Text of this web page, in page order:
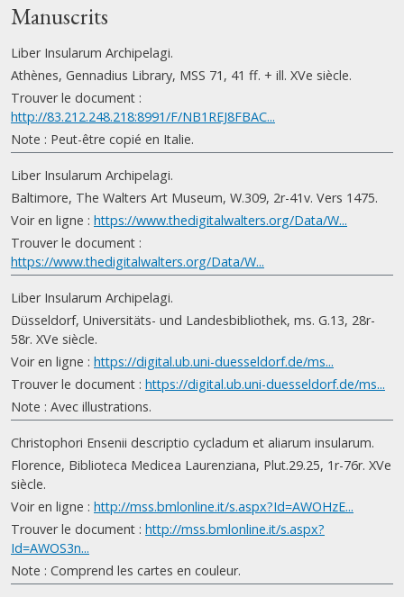
Manuscrits
Liber Insularum Archipelagi.
Athènes, Gennadius Library, MSS 71, 41 ff. + ill. XVe siècle.
Trouver le document :
http://83.212.248.218:8991/F/NB1REJ8FBAC...
Note : Peut-être copié en Italie.
Liber Insularum Archipelagi.
Baltimore, The Walters Art Museum, W.309, 2r-41v. Vers 1475.
Voir en ligne : https://www.thedigitalwalters.org/Data/W...
Trouver le document :
https://www.thedigitalwalters.org/Data/W...
Liber Insularum Archipelagi.
Düsseldorf, Universitäts- und Landesbibliothek, ms. G.13, 28r-
58r. XVe siècle.
Voir en ligne : https://digital.ub.uni-duesseldorf.de/ms...
Trouver le document : https://digital.ub.uni-duesseldorf.de/ms...
Note : Avec illustrations.
Christophori Ensenii descriptio cycladum et aliarum insularum.
Florence, Biblioteca Medicea Laurenziana, Plut.29.25, 1r-76r. XVe
siècle.
Voir en ligne : http://mss.bmlonline.it/s.aspx?Id=AWOHzE...
Trouver le document : http://mss.bmlonline.it/s.aspx?
Id=AWOS3n...
Note : Comprend les cartes en couleur.